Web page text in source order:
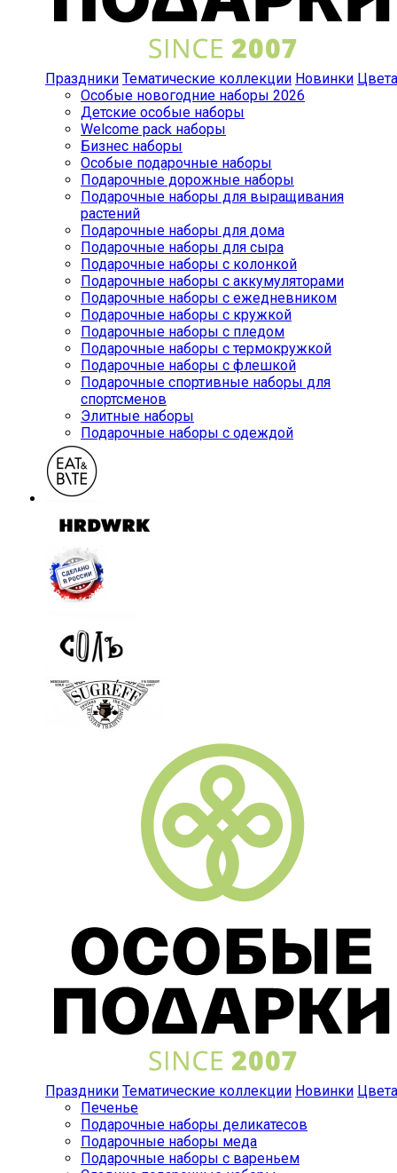
Праздники Тематические коллекции Новинки Цвета
Особые новогодние наборы 2026
Детские особые наборы
Welcome pack наборы
Бизнес наборы
Особые подарочные наборы
Подарочные дорожные наборы
Подарочные наборы для выращивания
растений
Подарочные наборы для дома
Подарочные наборы для сыра
Подарочные наборы с колонкой
Подарочные наборы с аккумуляторами
Подарочные наборы с ежедневником
Подарочные наборы с кружкой
Подарочные наборы с пледом
Подарочные наборы с термокружкой
Подарочные наборы с флешкой
Подарочные спортивные наборы для
спортсменов
Элитные наборы
Подарочные наборы с одеждой
Праздники Тематические коллекции Новинки Цвета
Печенье
Подарочные наборы деликатесов
Подарочные наборы меда
Подарочные наборы с вареньем